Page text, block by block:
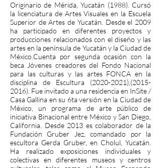
Originario de Mérida, Yucatán (1988). Cursó
la licenciatura de Artes Visuales en la Escuela
Superior de Artes de Yucatán. Desde el 2009
ha participado en diferentes proyectos y
producciones relacionados con el diseño y las
artes en la península de Yucatán y la Ciudad de
México.Cuenta por segunda ocasión con la
beca Jóvenes creadores del Fondo Nacional
para las culturas y las artes FONCA en la
disciplina de Escultura (2020-2021) (2015-
2016) . Fue invitado a una residencia en InSite /
Casa Gallina en su 6ta versión en la Ciudad de
México, un programa de arte público de
iniciativa Binacional entre México y San Diego,
California. Desde 2013 es colaborador de la
Fundación Gruber Jez, comandado por la
escultora Gerda Gruber, en Cholul, Yucatán.
Ha realizado exposiciones individuales y
colectivas en diferentes museos y centros